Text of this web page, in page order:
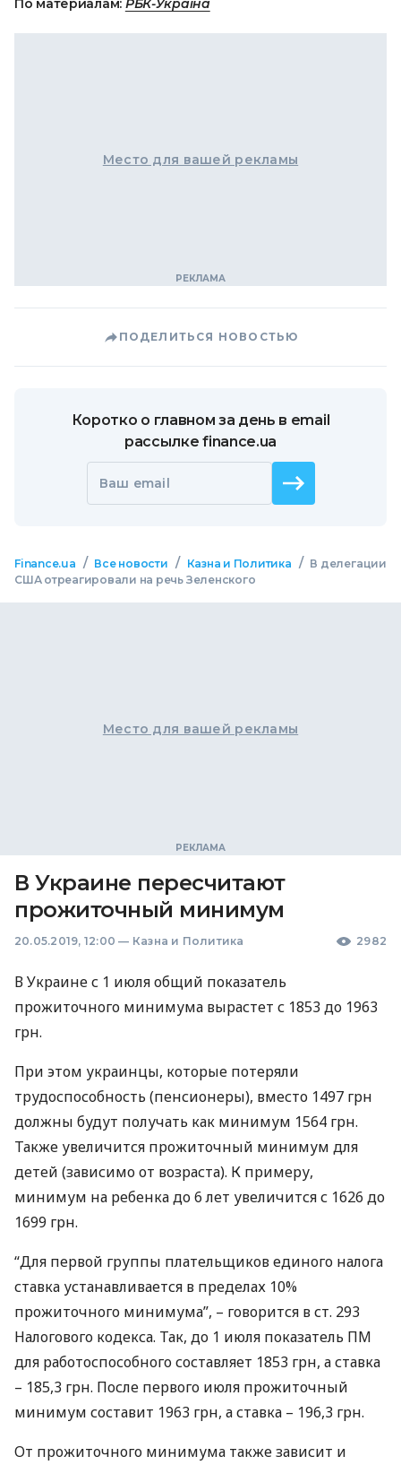
По материалам: РБК-Україна
Место для вашей рекламы
ПОДЕЛИТЬСЯ НОВОСТЬЮ
Коротко о главном за день в email
рассылке finance.ua
Ваш email
Finance.ua / Все новости / Казна и Политика / В делегации
США отреагировали на речь Зеленского
Место для вашей рекламы
В Украине пересчитают
прожиточный минимум
20.05.2019, 12:00 — Казна и Политика 2982
В Украине с 1 июля общий показатель
прожиточного минимума вырастет с 1853 до 1963
грн.
При этом украинцы, которые потеряли
трудоспособность (пенсионеры), вместо 1497 грн
должны будут получать как минимум 1564 грн.
Также увеличится прожиточный минимум для
детей (зависимо от возраста). К примеру,
минимум на ребенка до 6 лет увеличится с 1626 до
1699 грн.
“Для первой группы плательщиков единого налога
ставка устанавливается в пределах 10%
прожиточного минимума”, – говорится в ст. 293
Налогового кодекса. Так, до 1 июля показатель ПМ
для работоспособного составляет 1853 грн, а ставка
– 185,3 грн. После первого июля прожиточный
минимум составит 1963 грн, а ставка – 196,3 грн.
От прожиточного минимума также зависит и